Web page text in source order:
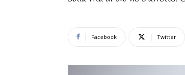
Facebook Twitter